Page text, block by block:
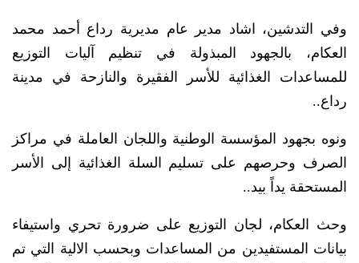
وفي التدشين، اشاد مدير عام مديرية رداع أحمد محمد
العكام، بالجهود المبذولة في تنظيم آليات التوزيع
للمساعدات الغذائية للأسر الفقيرة والنازحة في مدينة
رداع..
ونوه بجهود المؤسسة الوطنية واللجان العاملة في مراكز
الصرف وحرصهم على تسليم السلة الغذائية إلى الأسر
المستحقة يداً بيد..
وحث العكام، لجان التوزيع على ضرورة تحري واستيفاء
بيانات المستفيدين من المساعدات وبحسب الالية التي تم